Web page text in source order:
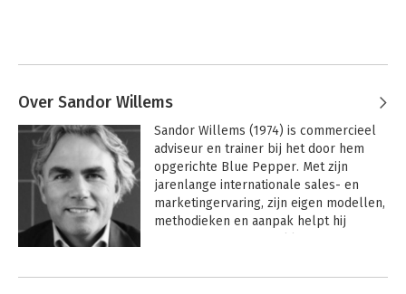
Over Sandor Willems
Sandor Willems (1974) is commercieel
adviseur en trainer bij het door hem
opgerichte Blue Pepper. Met zijn
jarenlange internationale sales- en
marketingervaring, zijn eigen modellen,
methodieken en aanpak helpt hij
worden en te blijven. Hij helpt jou,